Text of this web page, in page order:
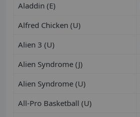
Aladdin (E)
Alfred Chicken (U)
Alien 3 (U)
Alien Syndrome (J)
Alien Syndrome (U)
All-Pro Basketball (U)